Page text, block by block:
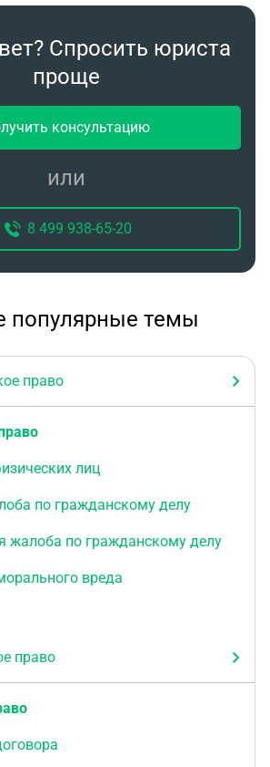
Спросить юриста
проще
консультацию
или
8 499 938-65-20
популярные темы
право
лиц
по гражданскому делу
жалоба по гражданскому делу
вреда
право